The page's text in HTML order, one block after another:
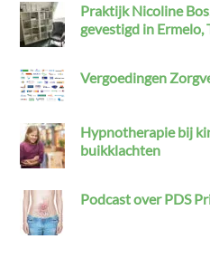
Praktijk Nicoline
gevestigd in Ermelo,
Vergoedingen
Hypnotherapie bij
buikklachten
Podcast over PDS